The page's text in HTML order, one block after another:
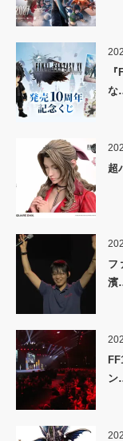
な
超
フ
濱
ン